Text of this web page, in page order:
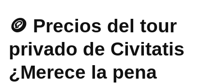
🪙 Precios del tour
privado de Civitatis
¿Merece la pena